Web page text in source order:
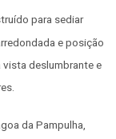
para sediar
e posição
vista deslumbrante e
da Pampulha,